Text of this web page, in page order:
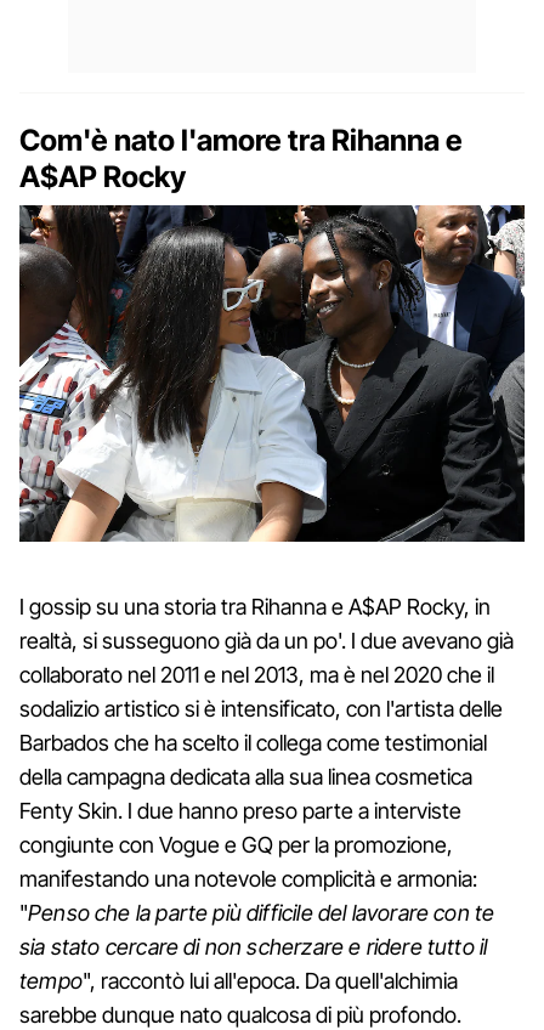
Com'è nato l'amore tra Rihanna e
A$AP Rocky
I gossip su una storia tra Rihanna e A$AP Rocky, in
realtà, si susseguono già da un po'. I due avevano già
collaborato nel 2011 e nel 2013, ma è nel 2020 che il
sodalizio artistico si è intensificato, con l'artista delle
Barbados che ha scelto il collega come testimonial
della campagna dedicata alla sua linea cosmetica
Fenty Skin. I due hanno preso parte a interviste
congiunte con Vogue e GQ per la promozione,
manifestando una notevole complicità e armonia:
"Penso che la parte più difficile del lavorare con te
sia stato cercare di non scherzare e ridere tutto il
tempo", raccontò lui all'epoca. Da quell'alchimia
sarebbe dunque nato qualcosa di più profondo.